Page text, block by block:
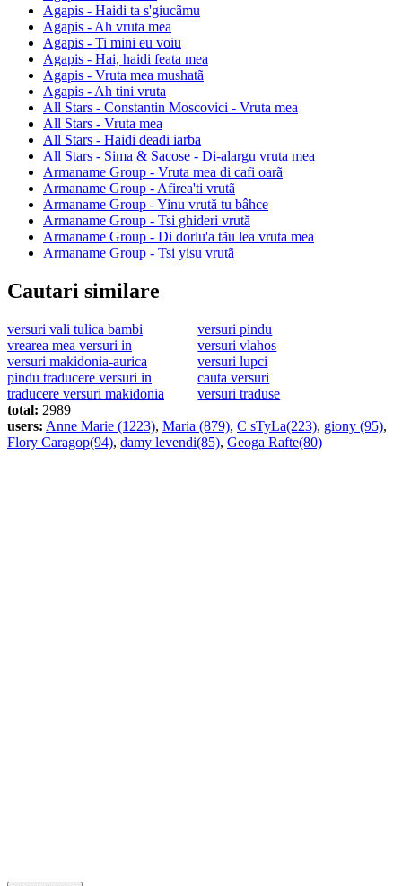
Agapis - Haidi ta s'giucãmu
Agapis - Ah vruta mea
Agapis - Ti mini eu voiu
Agapis - Hai, haidi feata mea
Agapis - Vruta mea mushatã
Agapis - Ah tini vruta
All Stars - Constantin Moscovici - Vruta mea
All Stars - Vruta mea
All Stars - Haidi deadi iarba
All Stars - Sima & Sacose - Di-alargu vruta mea
Armaname Group - Vruta mea di cafi oarã
Armaname Group - Afirea'ti vrutã
Armaname Group - Yinu vrută tu bâhce
Armaname Group - Tsi ghideri vrută
Armaname Group - Di dorlu'a tãu lea vruta mea
Armaname Group - Tsi yisu vrutã
Cautari similare
versuri vali tulica bambi
versuri pindu
vrearea mea versuri in
versuri vlahos
versuri makidonia-aurica
versuri lupci
pindu traducere versuri in
cauta versuri
traducere versuri makidonia
versuri traduse
total: 2989
users: Anne Marie (1223), Maria (879), C sTyLa(223), giony (95),
Flory Caragop(94), damy levendi(85), Geoga Rafte(80)